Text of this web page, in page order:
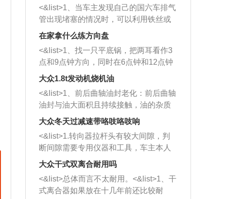
<&list>1、当车主发现自己的国六车排气
管出现堵塞的情况时，可以利用铁丝或
者是细棍，直接将杂物给取出来，如果
堵塞情况比较严重，也可以采取应急措
施。 <&list>2、直接利用木棍将所有的
杂物推到排气管里面的位置处，然后将
三元催化器拆解开，就可以将堵塞的东
西取出来。但如果是因为积碳过多引起
的堵塞，就需要将三元催化器泡在草酸
洗剂对堵塞的情况得到解决，将清洗剂
放在燃油箱中，与燃油混合后，车辆启
动时，就可以和汽油一起进入到燃烧
室，最后形成废气排出，就可以让三元
催化器得到清洗，排气管堵塞的情况就
能够得到解决。
在家拿什么练方向盘
<&list>1、找一只平底锅，把两耳看作3
点和9点钟方向，同时在6点钟和12点钟
方向做一个标记。 <&list>2、双手握住
一圈半的练习，往右同样也要打相同的
圈数。 <&list>3、最后强调要反复练
习，这样就可以形成肌肉记忆，在真实
驾驶车辆时，不需要记忆也能打好方
向。
大众1.8t发动机烧机油
<&list>1、前后曲轴油封老化：前后曲轴
油封与油大面积且持续接触，油的杂质
和发动机内持续温度变化使其密封效果
逐渐减弱，导致渗油或漏油。<&list>2、
活塞间隙过大：积碳会使活塞环与缸体
的间隙扩大，导致机油流入燃烧室中，
造成烧机油。<&list>3、机油粘度。使用
机油粘度过小的话，同样会有烧机油现
象，机油粘度过小具有很好的流动性，
大众冬天过减速带咯吱咯吱响
<&list>1.转向器拉杆头有较大间隙，判
断间隙需要专用仪器和工具，车主本人
无法制作，需要将车辆送到修理厂或4s
店；<&list>2.车辆半轴套管防尘罩破
裂，破裂后会出现漏油现象，使半轴磨
损严重，磨损的半轴容易损坏，产生异
大众干式双离合耐用吗
<&list>总体而言不太耐用。<&list>1、干
式离合器如果放在十几年前还比较耐